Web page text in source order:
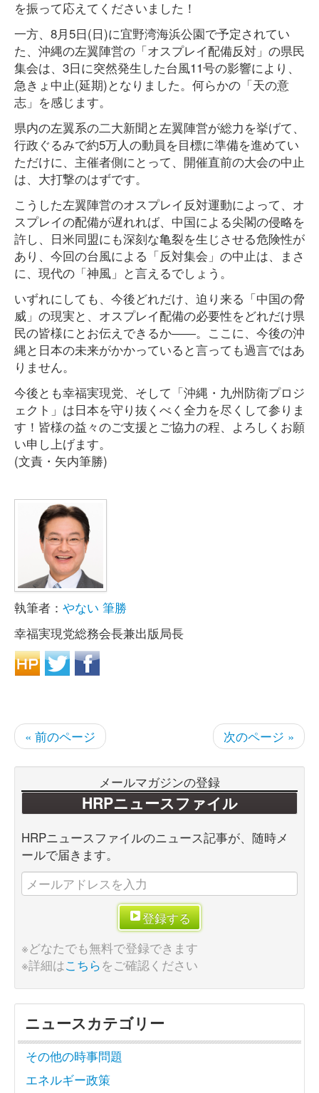
を振って応えてくださいました！
一方、8月5日(日)に宜野湾海浜公園で予定されてい
た、沖縄の左翼陣営の「オスプレイ配備反対」の県民
集会は、3日に突然発生した台風11号の影響により、
急きょ中止(延期)となりました。何らかの「天の意
志」を感じます。
県内の左翼系の二大新聞と左翼陣営が総力を挙げて、
行政ぐるみで約5万人の動員を目標に準備を進めてい
ただけに、主催者側にとって、開催直前の大会の中止
は、大打撃のはずです。
こうした左翼陣営のオスプレイ反対運動によって、オ
スプレイの配備が遅れれば、中国による尖閣の侵略を
許し、日米同盟にも深刻な亀裂を生じさせる危険性が
あり、今回の台風による「反対集会」の中止は、まさ
に、現代の「神風」と言えるでしょう。
いずれにしても、今後どれだけ、迫り来る「中国の脅
威」の現実と、オスプレイ配備の必要性をどれだけ県
民の皆様にとお伝えできるか――。ここに、今後の沖
縄と日本の未来がかかっていると言っても過言ではあ
りません。
今後とも幸福実現党、そして「沖縄・九州防衛プロジ
ェクト」は日本を守り抜くべく全力を尽くして参りま
す！皆様の益々のご支援とご協力の程、よろしくお願
い申し上げます。
(文責・矢内筆勝)
執筆者： やない 筆勝
幸福実現党総務会長兼出版局長
« 前のページ 次のページ »
メールマガジンの登録
HRPニュースファイル
HRPニュースファイルのニュース記事が、随時メ
ールで届きます。
登録する
※どなたでも無料で登録できます
※詳細はこちらをご確認ください
ニュースカテゴリー
その他の時事問題
エネルギー政策